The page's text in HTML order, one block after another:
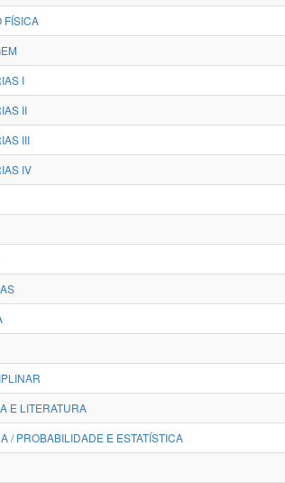
FÍSICA
I
II
III
IV
E LITERATURA
/ PROBABILIDADE E ESTATÍSTICA